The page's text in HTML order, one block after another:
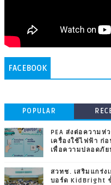
FACEBOOK
POPULAR
PEA ส่งต่อความห่
เครื่องใช้ไฟฟ้า ก่
เพื่อความปลอดภัย
สวทช. เสริมแกร่ง
บอร์ด KidBright